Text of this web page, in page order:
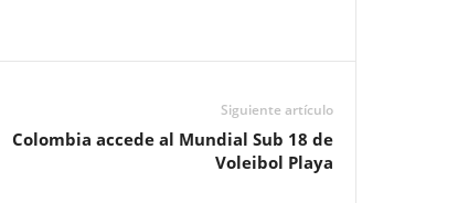
Siguiente artículo
Colombia accede al Mundial Sub 18 de
Voleibol Playa